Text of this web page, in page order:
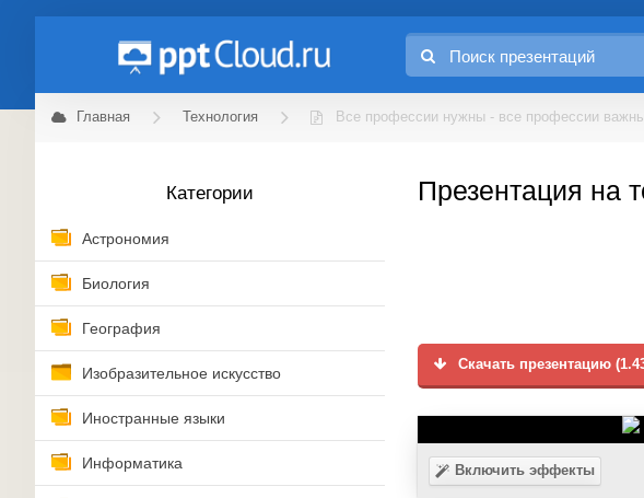
Главная Технология Все профессии нужны - все профессии важны
Категории
Астрономия
Биология
География
Изобразительное искусство
Иностранные языки
Информатика
Презентация на
Скачать презентацию
Включить эффекты